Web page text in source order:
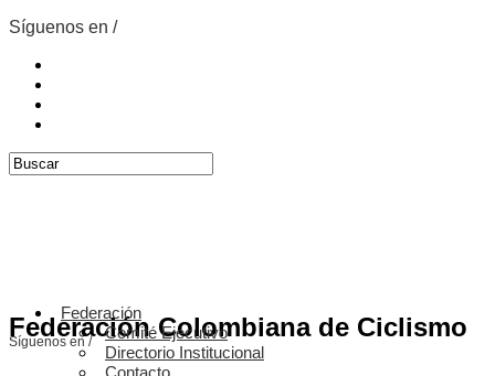
Síguenos en /
Federación Colombiana de Ciclismo
Síguenos en /
Federación
Comité Ejecutivo
Directorio Institucional
Contacto